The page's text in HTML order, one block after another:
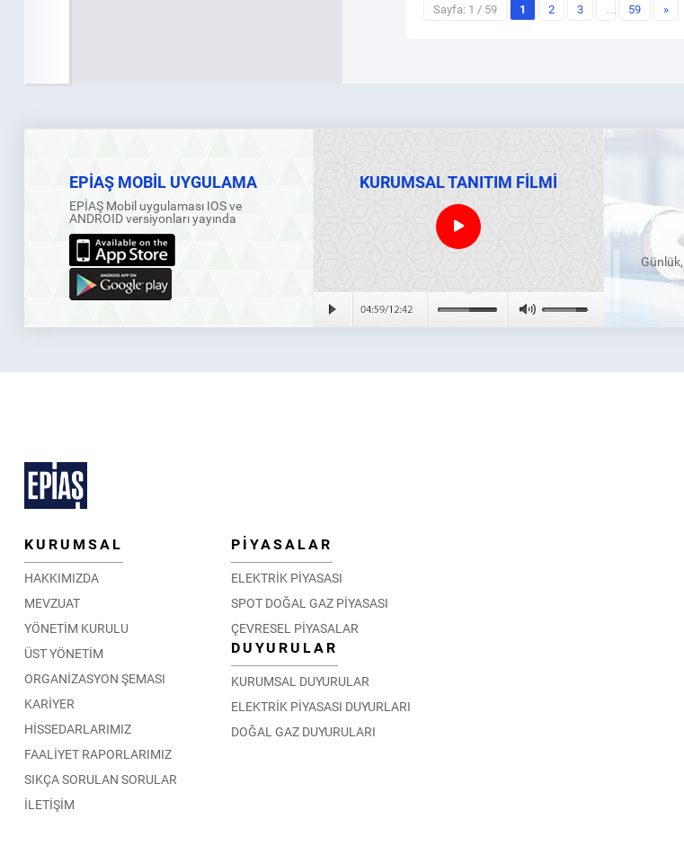
Sayfa: 1 / 59 1 2 3 … 59 »
EPİAŞ MOBİL UYGULAMA
EPİAŞ Mobil uygulaması IOS ve
ANDROID versiyonları yayında
KURUMSAL TANITIM FİLMİ
Günlük,
KURUMSAL
HAKKIMIZDA
MEVZUAT
YÖNETİM KURULU
ÜST YÖNETİM
ORGANİZASYON ŞEMASI
KARİYER
HİSSEDARLARIMIZ
FAALİYET RAPORLARIMIZ
SIKÇA SORULAN SORULAR
İLETİŞİM
PİYASALAR
ELEKTRİK PİYASASI
SPOT DOĞAL GAZ PİYASASI
ÇEVRESEL PİYASALAR
DUYURULAR
KURUMSAL DUYURULAR
ELEKTRİK PİYASASI DUYURLARI
DOĞAL GAZ DUYURULARI